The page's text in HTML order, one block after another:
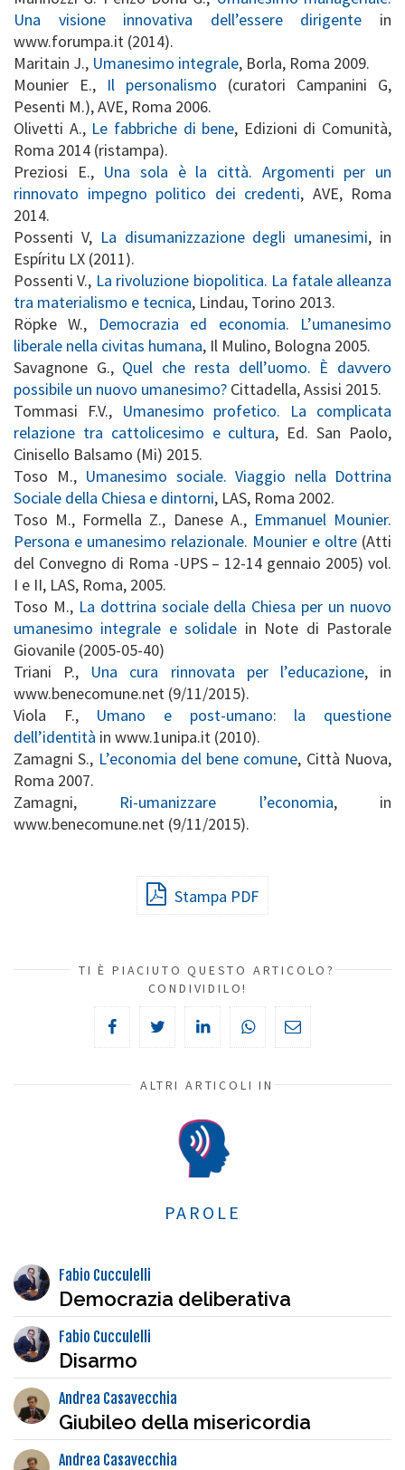
Una visione innovativa dell’essere dirigente in
www.forumpa.it (2014).
Maritain J., Umanesimo integrale, Borla, Roma 2009.
Mounier E., Il personalismo (curatori Campanini G,
Pesenti M.), AVE, Roma 2006.
Olivetti A., Le fabbriche di bene, Edizioni di Comunità,
Roma 2014 (ristampa).
Preziosi E., Una sola è la città. Argomenti per un
rinnovato impegno politico dei credenti, AVE, Roma
2014.
Possenti V, La disumanizzazione degli umanesimi, in
Espíritu LX (2011).
Possenti V., La rivoluzione biopolitica. La fatale alleanza
tra materialismo e tecnica, Lindau, Torino 2013.
Röpke W., Democrazia ed economia. L’umanesimo
liberale nella civitas humana, Il Mulino, Bologna 2005.
Savagnone G., Quel che resta dell’uomo. È davvero
possibile un nuovo umanesimo? Cittadella, Assisi 2015.
Tommasi F.V., Umanesimo profetico. La complicata
relazione tra cattolicesimo e cultura, Ed. San Paolo,
Cinisello Balsamo (Mi) 2015.
Toso M., Umanesimo sociale. Viaggio nella Dottrina
Sociale della Chiesa e dintorni, LAS, Roma 2002.
Toso M., Formella Z., Danese A., Emmanuel Mounier.
Persona e umanesimo relazionale. Mounier e oltre (Atti
del Convegno di Roma -UPS – 12-14 gennaio 2005) vol.
I e II, LAS, Roma, 2005.
Toso M., La dottrina sociale della Chiesa per un nuovo
umanesimo integrale e solidale in Note di Pastorale
Giovanile (2005-05-40)
Triani P., Una cura rinnovata per l’educazione, in
www.benecomune.net (9/11/2015).
Viola F., Umano e post-umano: la questione
dell’identità in www.1unipa.it (2010).
Zamagni S., L’economia del bene comune, Città Nuova,
Roma 2007.
Zamagni, Ri-umanizzare l’economia, in
www.benecomune.net (9/11/2015).
Stampa PDF
TI È PIACIUTO QUESTO ARTICOLO?
CONDIVIDILO!
ALTRI ARTICOLI IN
PAROLE
Fabio Cucculelli
Democrazia deliberativa
Fabio Cucculelli
Disarmo
Andrea Casavecchia
Giubileo della misericordia
Andrea Casavecchia